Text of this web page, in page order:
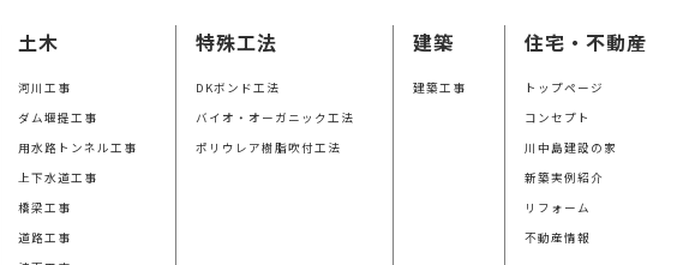
土木
河川工事
ダム堰提工事
用水路トンネル工事
上下水道工事
橋梁工事
道路工事
特殊工法
DKボンド工法
バイオ・オーガニック工法
ポリウレア樹脂吹付工法
建築
建築工事
住宅・不動産
トップページ
コンセプト
川中島建設の家
新築実例紹介
リフォーム
不動産情報